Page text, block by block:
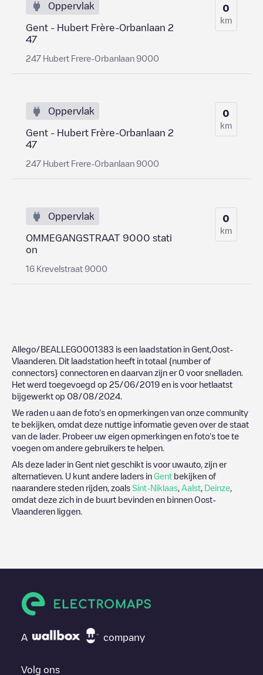
Oppervlak
Gent - Hubert Frère-Orbanlaan 2
47
247 Hubert Frere-Orbanlaan 9000
0
km
Oppervlak
Gent - Hubert Frère-Orbanlaan 2
47
247 Hubert Frere-Orbanlaan 9000
0
km
Oppervlak
OMMEGANGSTRAAT 9000 stati
on
16 Krevelstraat 9000
0
km
Allego/BEALLEGO001383 is een laadstation in Gent Oost-
Vlaanderen . Dit laadstation heeft in totaal {number of
connectors} connectoren en daarvan zijn er 0 voor snelladen.
Het werd toegevoegd op 25/06/2019 en is voor hetlaatst
bijgewerkt op 08/08/2024
We raden u aan de foto's en opmerkingen van onze community
te bekijken, omdat deze nuttige informatie geven over de staat
van de lader. Probeer uw eigen opmerkingen en foto's toe te
voegen om andere gebruikers te helpen.
Als deze lader in Gent niet geschikt is voor uwauto, zijn er
alternatieven. U kunt andere laders in Gent bekijken of
naarandere steden rijden, zoals Sint-Niklaas Aalst Deinze
omdat deze zich in de buurt bevinden en binnen Oost-
Vlaanderen liggen.
A company
Volg ons